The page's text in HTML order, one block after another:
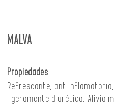
MALVA
Propiedades
Refrescante,
ligeramente diurética. Alivia